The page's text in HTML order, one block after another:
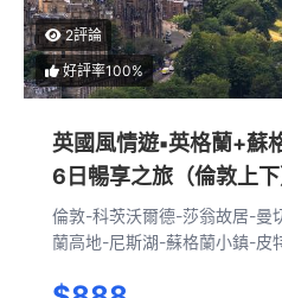
2評論
好評率100%
英國風情遊▪英格蘭+蘇
6日暢享之旅（倫敦上下
倫敦-科茨沃爾德-莎翁故居-曼
蘭高地-尼斯湖-蘇格蘭小鎮-皮